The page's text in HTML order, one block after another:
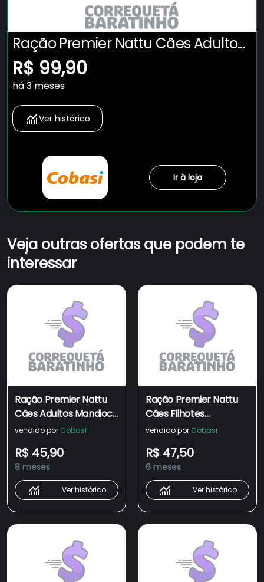
Ração Premier Nattu Cães Adultos
Mandioca Pequeno Porte
R$ 99,90
há 3 meses
Ver histórico
Ir à loja
Veja outras ofertas que podem te
interessar
Ração Premier Nattu
Cães Adultos Mandioca
Pequeno Porte
vendido por Cobasi
R$ 45,90
8 meses
Ver histórico
Ração Premier Nattu
Cães Filhotes
Mandioca Pequeno
vendido por Cobasi
R$ 47,50
6 meses
Ver histórico